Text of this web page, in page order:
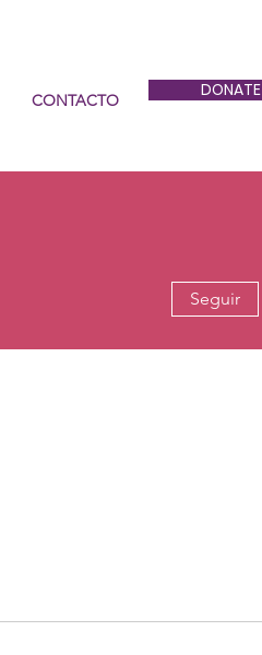
CONTACTO DONATE
Seguir